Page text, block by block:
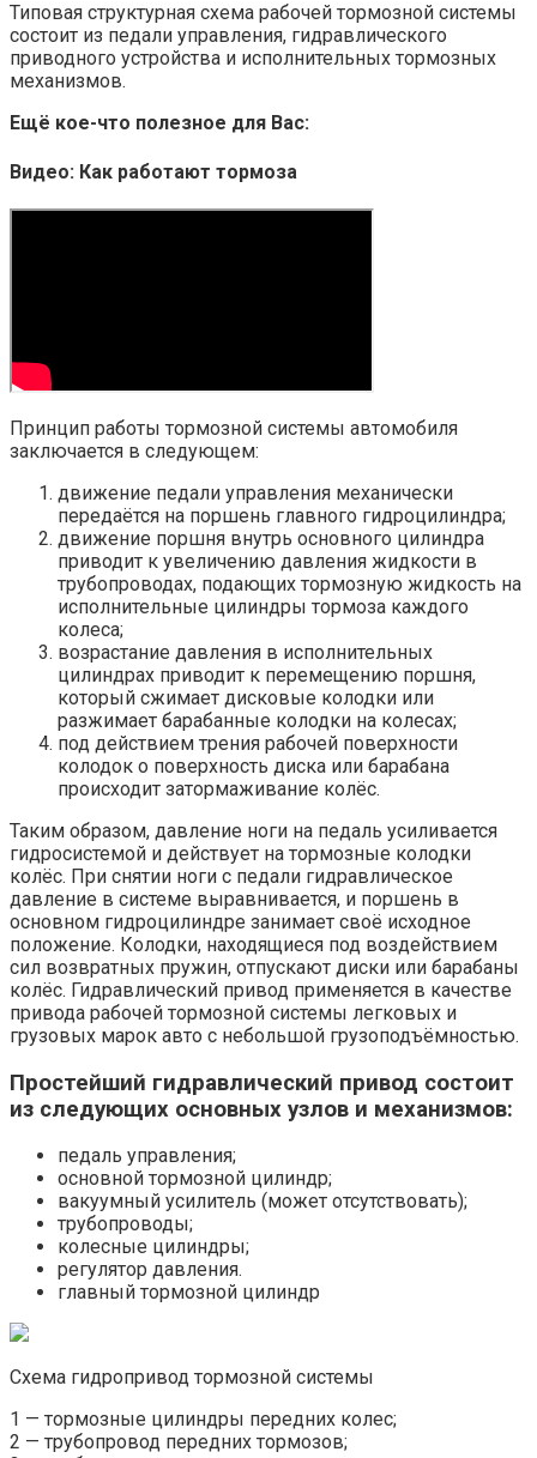
Типовая структурная схема рабочей тормозной системы
состоит из педали управления, гидравлического
приводного устройства и исполнительных тормозных
механизмов.
Ещё кое-что полезное для Вас:
Видео: Как работают тормоза
Принцип работы тормозной системы автомобиля
заключается в следующем:
движение педали управления механически
передаётся на поршень главного гидроцилиндра;
движение поршня внутрь основного цилиндра
приводит к увеличению давления жидкости в
трубопроводах, подающих тормозную жидкость на
исполнительные цилиндры тормоза каждого
колеса;
возрастание давления в исполнительных
цилиндрах приводит к перемещению поршня,
который сжимает дисковые колодки или
разжимает барабанные колодки на колесах;
под действием трения рабочей поверхности
колодок о поверхность диска или барабана
происходит затормаживание колёс.
Таким образом, давление ноги на педаль усиливается
гидросистемой и действует на тормозные колодки
колёс. При снятии ноги с педали гидравлическое
давление в системе выравнивается, и поршень в
основном гидроцилиндре занимает своё исходное
положение. Колодки, находящиеся под воздействием
сил возвратных пружин, отпускают диски или барабаны
колёс. Гидравлический привод применяется в качестве
привода рабочей тормозной системы легковых и
грузовых марок авто с небольшой грузоподъёмностью.
Простейший гидравлический привод состоит
из следующих основных узлов и механизмов:
педаль управления;
основной тормозной цилиндр;
вакуумный усилитель (может отсутствовать);
трубопроводы;
колесные цилиндры;
регулятор давления.
главный тормозной цилиндр
Схема гидропривод тормозной системы
1 — тормозные цилиндры передних колес;
2 — трубопровод передних тормозов;